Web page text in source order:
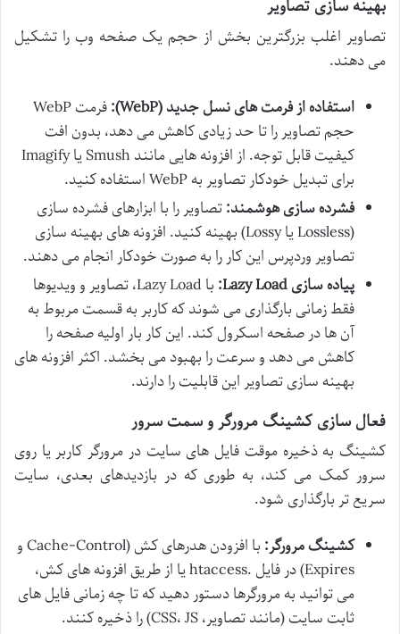
بهینه سازی تصاویر
تصاویر اغلب بزرگترین بخش از حجم یک صفحه وب را تشکیل
می دهند.
استفاده از فرمت های نسل جدید (WebP):
فرمت WebP
حجم تصاویر را تا حد زیادی کاهش می دهد، بدون افت
کیفیت قابل توجه. از افزونه هایی مانند Smush یا Imagify
برای تبدیل خودکار تصاویر به WebP استفاده کنید.
فشرده سازی هوشمند:تصاویر را با ابزارهای فشرده سازی
(Lossless یا Lossy) بهینه کنید. افزونه های بهینه سازی
تصاویر وردپرس این کار را به صورت خودکار انجام می دهند.
پیاده سازی Lazy Load:
با Lazy Load، تصاویر و ویدیوها
فقط زمانی بارگذاری می شوند که کاربر به قسمت مربوط به
آن ها در صفحه اسکرول کند. این کار بار اولیه صفحه را
کاهش می دهد و سرعت را بهبود می بخشد. اکثر افزونه های
بهینه سازی تصاویر این قابلیت را دارند.
فعال سازی کشینگ مرورگر و سمت سرور
کشینگ به ذخیره موقت فایل های سایت در مرورگر کاربر یا روی
سرور کمک می کند، به طوری که در بازدیدهای بعدی، سایت
سریع تر بارگذاری شود.
کشینگ مرورگر:
با افزودن هدرهای کش (Cache-Control و
Expires) در فایل .htaccess یا از طریق افزونه های کش،
می توانید به مرورگرها دستور دهید که تا چه زمانی فایل های
ثابت سایت (مانند تصاویر، CSS، JS) را ذخیره کنند.